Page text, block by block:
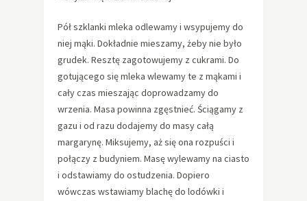
Pół szklanki mleka odlewamy i wsypujemy do
niej mąki. Dokładnie mieszamy, żeby nie było
grudek. Resztę zagotowujemy z cukrami. Do
gotującego się mleka wlewamy te z mąkami i
cały czas mieszając doprowadzamy do
wrzenia. Masa powinna zgęstnieć. Ściągamy z
gazu i od razu dodajemy do masy całą
margarynę. Miksujemy, aż się ona rozpuści i
połączy z budyniem. Masę wylewamy na ciasto
i odstawiamy do ostudzenia. Dopiero
wówczas wstawiamy blachę do lodówki i